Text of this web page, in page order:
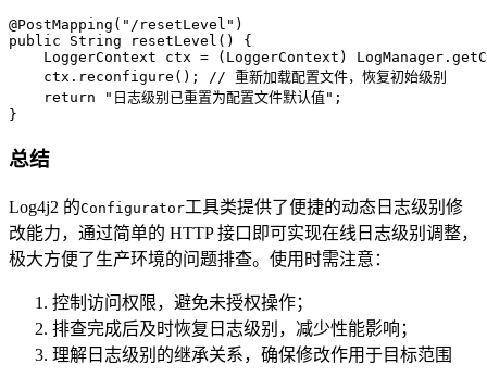
@PostMapping("/resetLevel")
public String resetLevel ()
{
LoggerContext
ctx = (LoggerContext)
    ctx.reconfigure();
// 重新加载配置文件，恢复初始级别
return
"日志级别已重置为配置文件默认值" ;
}
总结
Log4j2 的Configurator工具类提供了便捷的动态日志级别修
改能力，通过简单的 HTTP 接口即可实现在线日志级别调整，
极大方便了生产环境的问题排查。使用时需注意：
控制访问权限，避免未授权操作；
排查完成后及时恢复日志级别，减少性能影响；
理解日志级别的继承关系，确保修改作用于目标范围